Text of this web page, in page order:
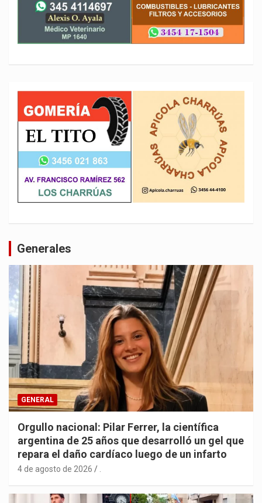
Generales
GENERAL
Orgullo nacional: Pilar Ferrer, la científica
argentina de 25 años que desarrolló un gel que
repara el daño cardíaco luego de un infarto
4 de agosto de 2026 .